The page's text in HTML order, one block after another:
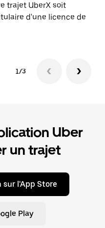
trajet UberX soit
d'une licence de
1/3
Uber
un trajet
sur l'App Store
Play